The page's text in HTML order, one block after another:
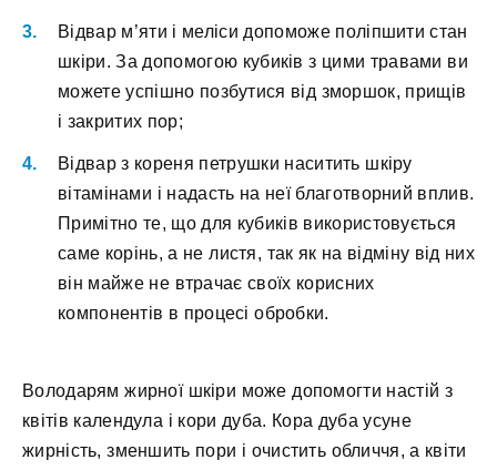
Відвар м’яти і меліси допоможе поліпшити стан
шкіри. За допомогою кубиків з цими травами ви
можете успішно позбутися від зморшок, прищів
і закритих пор;
Відвар з кореня петрушки наситить шкіру
вітамінами і надасть на неї благотворний вплив.
Примітно те, що для кубиків використовується
саме корінь, а не листя, так як на відміну від них
він майже не втрачає своїх корисних
компонентів в процесі обробки.
Володарям жирної шкіри може допомогти настій з
квітів календула і кори дуба. Кора дуба усуне
жирність, зменшить пори і очистить обличчя, а квіти